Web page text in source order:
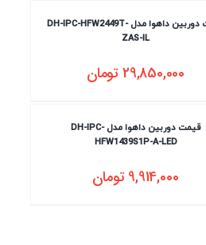
قیمت دوربین داهوا مدل DH-IPC-HFW2449T-
ZAS-IL
29,850,000تومان
قیمت دوربین داهوا مدل DH-IPC-
HFW1439S1P-A-LED
9,914,000تومان